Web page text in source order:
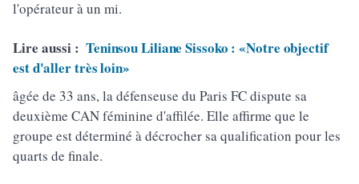
l'opérateur à un mi.
Lire aussi : Teninsou Liliane Sissoko : «Notre objectif
est d'aller très loin»
âgée de 33 ans, la défenseuse du Paris FC dispute sa
deuxième CAN féminine d'affilée. Elle affirme que le
groupe est déterminé à décrocher sa qualification pour les
quarts de finale.